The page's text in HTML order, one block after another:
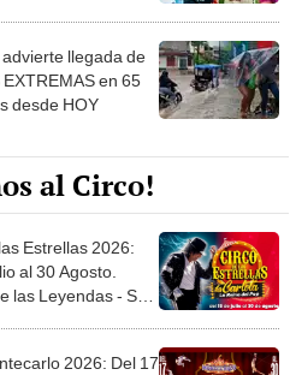
llegada de
EXTREMAS en 65
desde HOY
al Circo!
Estrellas 2026:
al 30 Agosto.
las Leyendas - San
2026: Del 17